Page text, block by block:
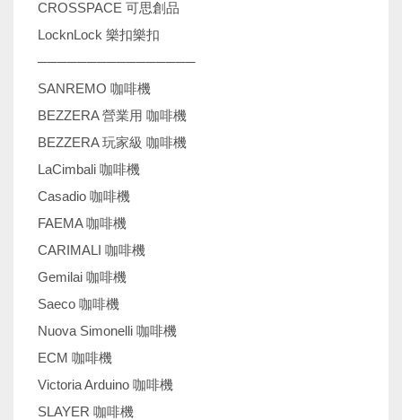
CROSSPACE 可思創品
LocknLock 樂扣樂扣
────────────────
SANREMO 咖啡機
BEZZERA 營業用 咖啡機
BEZZERA 玩家級 咖啡機
LaCimbali 咖啡機
Casadio 咖啡機
FAEMA 咖啡機
CARIMALI 咖啡機
Gemilai 咖啡機
Saeco 咖啡機
Nuova Simonelli 咖啡機
ECM 咖啡機
Victoria Arduino 咖啡機
SLAYER 咖啡機